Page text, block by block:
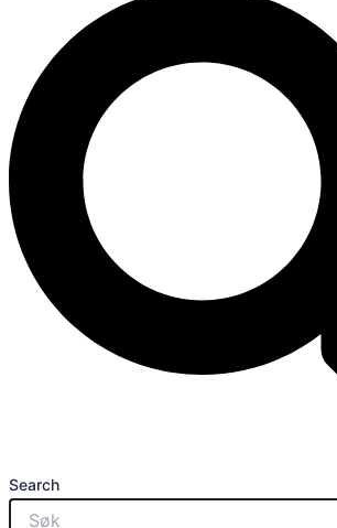
Search